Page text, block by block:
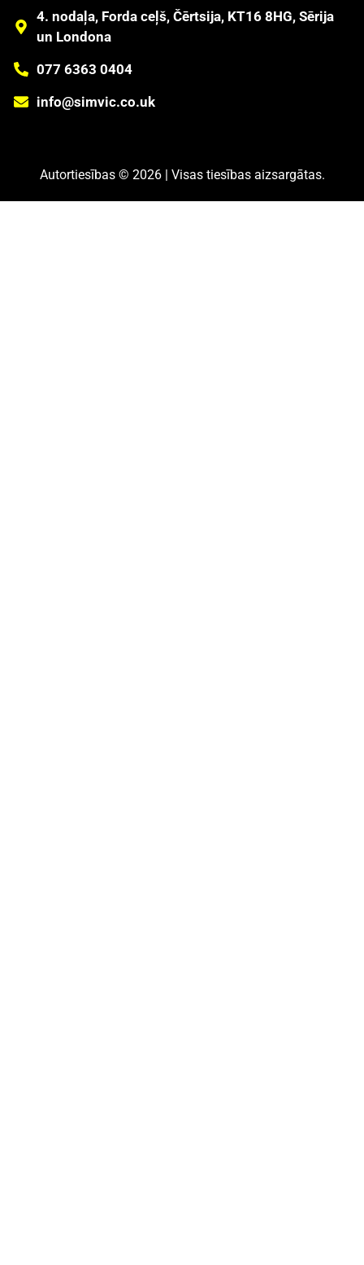
4. nodaļa, Forda ceļš, Čērtsija, KT16 8HG, Sērija
un Londona
077 6363 0404
info@simvic.co.uk
Autortiesības © 2026 | Visas tiesības aizsargātas.